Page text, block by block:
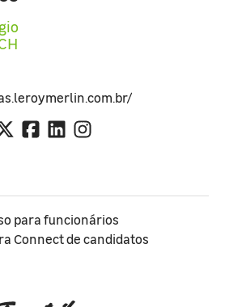
para funcionários
Connect de candidatos